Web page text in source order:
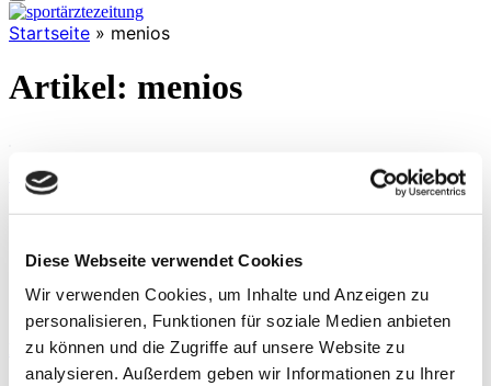
Diese Webseite verwendet Cookies
Wir verwenden Cookies, um Inhalte und Anzeigen zu
personalisieren, Funktionen für soziale Medien anbieten
zu können und die Zugriffe auf unsere Website zu
analysieren. Außerdem geben wir Informationen zu Ihrer
Startseite » menios
Artikel: menios
Schambeinentzündung und Knochenmarködem
THERAPIE By Thomas Maier
Die Osteitis Pubis ist in der Sportmedizin und
EMG in der funktionellen Bewegungsanalyse